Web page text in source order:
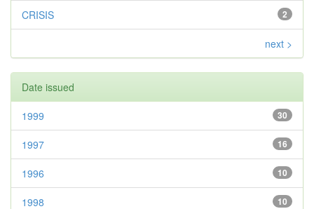
2
CRISIS
next >
Date issued
30
1999
16
1997
10
1996
10
1998